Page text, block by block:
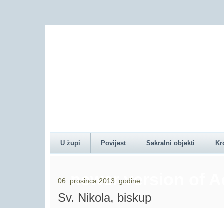
newer version of
U župi Povijest Sakralni objekti
06. prosinca 2013. godine
Sv. Nikola, biskup